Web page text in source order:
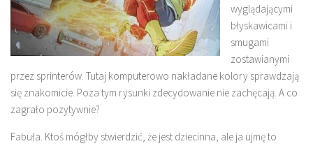
wyglądającymi
błyskawicami i
smugami
zostawianymi
przez sprinterów. Tutaj komputerowo nakładane kolory sprawdzają
się znakomicie. Poza tym rysunki zdecydowanie nie zachęcają. A co
zagrało pozytywnie?
Fabuła. Ktoś mógłby stwierdzić, że jest dziecinna, ale ja ujmę to